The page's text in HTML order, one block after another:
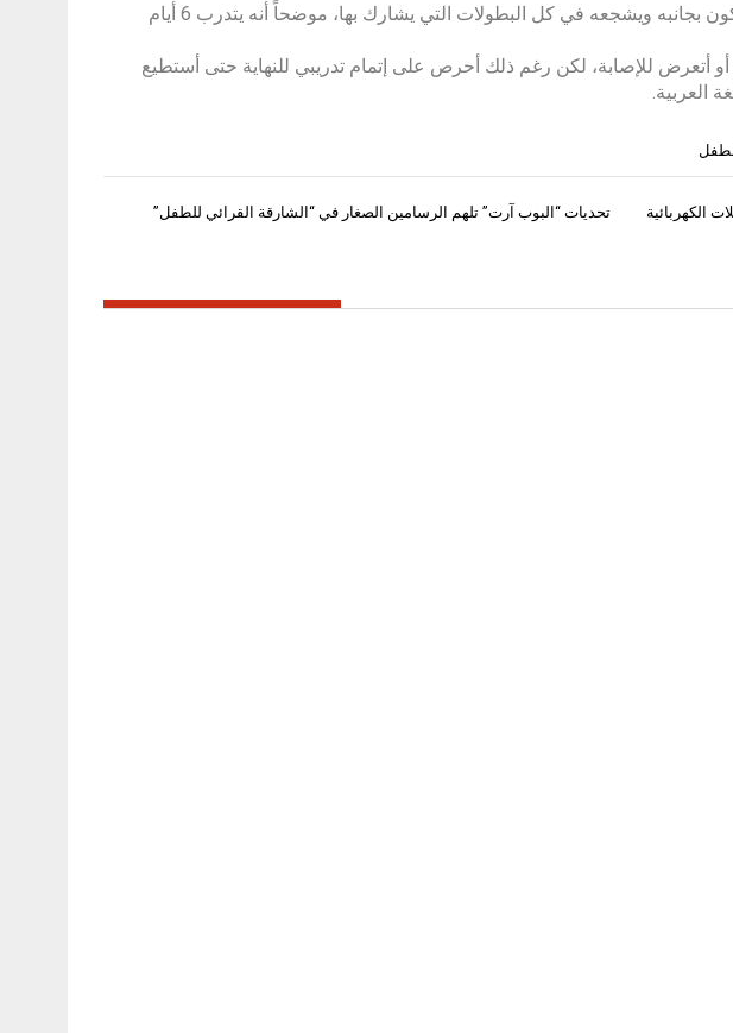
وذكر أن أخيه يعتبر أقرب شخص إليه لأنه دائما ما يكون بجانبه ويشجعه في كل البطولات التي يشارك بها، موضحاً أنه يتدرب 6 أيام
أتعرض للإصابة، لكن رغم ذلك أحرص على إتمام تدريبي للنهاية حتى أستطيع
العربية.
تحديات “البوب آرت” تلهم الرسامين الصغار في “الشارقة القرائي للطفل” الكهربائية